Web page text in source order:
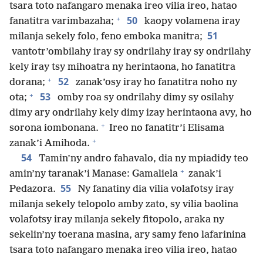
tsara toto nafangaro menaka ireo vilia ireo, hatao
fanatitra varimbazaha; + 50
kaopy volamena iray
milanja sekely folo, feno emboka manitra; 51
vantotr’ombilahy iray sy ondrilahy iray sy ondrilahy
kely iray tsy mihoatra ny herintaona, ho fanatitra
dorana; + 52
zanak’osy iray ho fanatitra noho ny
ota; + 53
omby roa sy ondrilahy dimy sy osilahy
dimy ary ondrilahy kely dimy izay herintaona avy, ho
sorona iombonana. + Ireo no fanatitr’i Elisama
zanak’i Amihoda. +
54
Tamin’ny andro fahavalo, dia ny mpiadidy teo
amin’ny taranak’i Manase: Gamaliela + zanak’i
Pedazora. 55
Ny fanatiny dia vilia volafotsy iray
milanja sekely telopolo amby zato, sy vilia baolina
volafotsy iray milanja sekely fitopolo, araka ny
sekelin’ny toerana masina, ary samy feno lafarinina
tsara toto nafangaro menaka ireo vilia ireo, hatao